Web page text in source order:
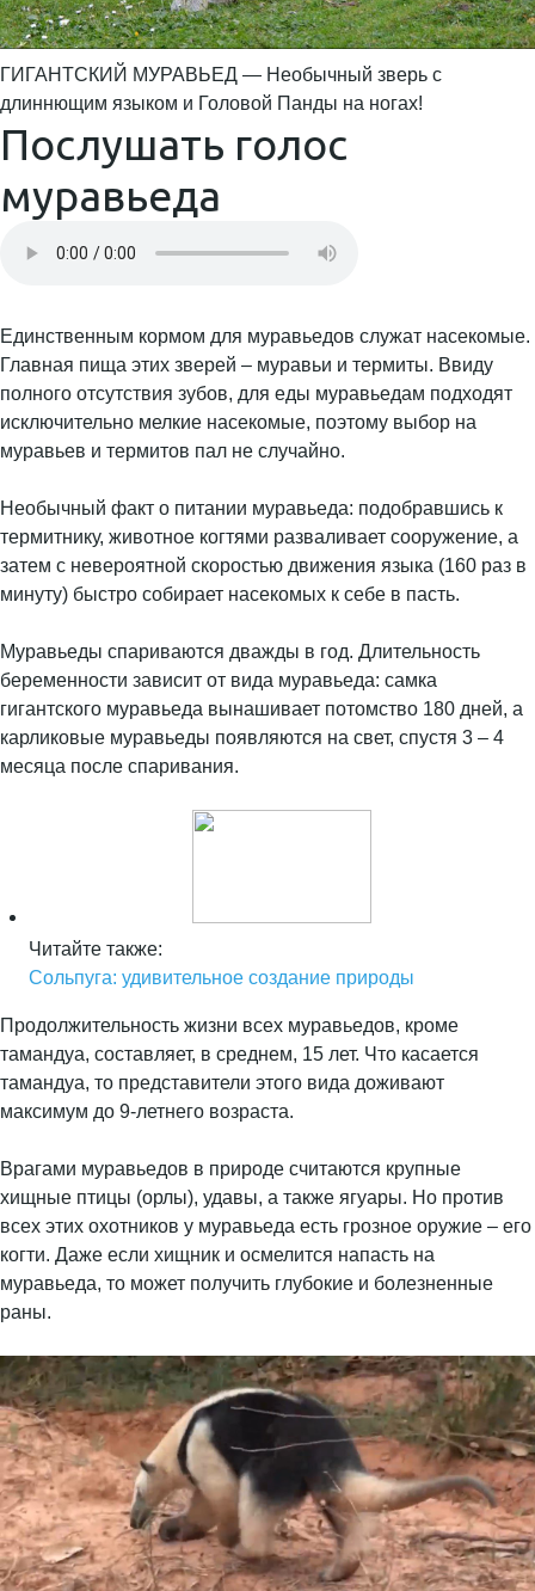
ГИГАНТСКИЙ МУРАВЬЕД — Необычный зверь с
длиннющим языком и Головой Панды на ногах!
Послушать голос
муравьеда
Единственным кормом для муравьедов служат насекомые.
Главная пища этих зверей – муравьи и термиты. Ввиду
полного отсутствия зубов, для еды муравьедам подходят
исключительно мелкие насекомые, поэтому выбор на
муравьев и термитов пал не случайно.
Необычный факт о питании муравьеда: подобравшись к
термитнику, животное когтями разваливает сооружение, а
затем с невероятной скоростью движения языка (160 раз в
минуту) быстро собирает насекомых к себе в пасть.
Муравьеды спариваются дважды в год. Длительность
беременности зависит от вида муравьеда: самка
гигантского муравьеда вынашивает потомство 180 дней, а
карликовые муравьеды появляются на свет, спустя 3 – 4
месяца после спаривания.
Читайте также:
Сольпуга: удивительное создание природы
Продолжительность жизни всех муравьедов, кроме
тамандуа, составляет, в среднем, 15 лет. Что касается
тамандуа, то представители этого вида доживают
максимум до 9-летнего возраста.
Врагами муравьедов в природе считаются крупные
хищные птицы (орлы), удавы, а также ягуары. Но против
всех этих охотников у муравьеда есть грозное оружие – его
когти. Даже если хищник и осмелится напасть на
муравьеда, то может получить глубокие и болезненные
раны.